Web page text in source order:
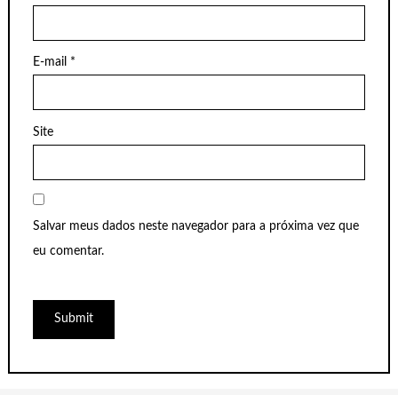
E-mail *
Site
Salvar meus dados neste navegador para a próxima vez que
eu comentar.